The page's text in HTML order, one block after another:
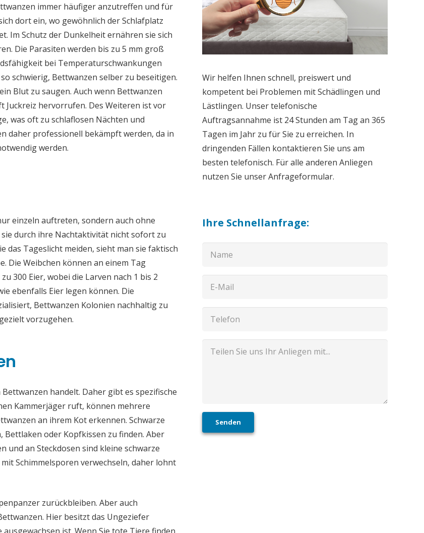
immer häufiger anzutreffen und für
dort ein, wo gewöhnlich der Schlafplatz
Im Schutz der Dunkelheit ernähren sie sich
Die Parasiten werden bis zu 5 mm groß
bei Temperaturschwankungen
schwierig, Bettwanzen selber zu beseitigen.
Blut zu saugen. Auch wenn Bettwanzen
hervorrufen. Des Weiteren ist vor
was oft zu schlaflosen Nächten und
daher professionell bekämpft werden, da in
werden.
einzeln auftreten, sondern auch ohne
durch ihre Nachtaktivität nicht sofort zu
das Tageslicht meiden, sieht man sie faktisch
Die Weibchen können an einem Tag
300 Eier, wobei die Larven nach 1 bis 2
ebenfalls Eier legen können. Die
Bettwanzen Kolonien nachhaltig zu
vorzugehen.
handelt. Daher gibt es spezifische
Kammerjäger ruft, können mehrere
an ihrem Kot erkennen. Schwarze
Bettlaken oder Kopfkissen zu finden. Aber
und an Steckdosen sind kleine schwarze
Schimmelsporen verwechseln, daher lohnt
zurückbleiben. Aber auch
Hier besitzt das Ungeziefer
ist. Wenn Sie tote Tiere finden,
Wir helfen Ihnen schnell, preiswert und
kompetent bei Problemen mit Schädlingen und
Lästlingen. Unser telefonische
Auftragsannahme ist 24 Stunden am Tag an 365
Tagen im Jahr zu für Sie zu erreichen. In
dringenden Fällen kontaktieren Sie uns am
besten telefonisch. Für alle anderen Anliegen
nutzen Sie unser Anfrageformular.
Ihre Schnellanfrage:
Senden